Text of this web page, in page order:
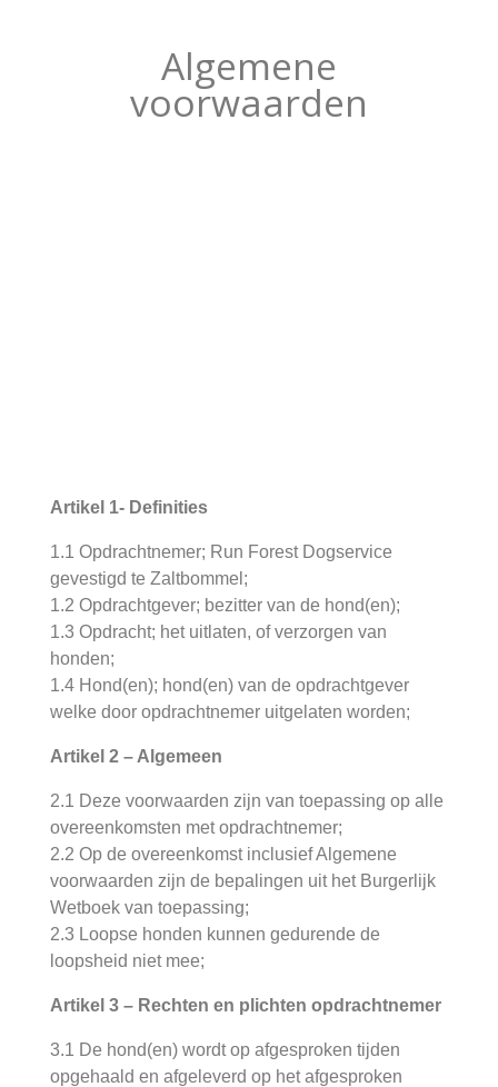
Algemene
voorwaarden
Artikel 1- Definities
1.1 Opdrachtnemer; Run Forest Dogservice
gevestigd te Zaltbommel;
1.2 Opdrachtgever; bezitter van de hond(en);
1.3 Opdracht; het uitlaten, of verzorgen van
honden;
1.4 Hond(en); hond(en) van de opdrachtgever
welke door opdrachtnemer uitgelaten worden;
Artikel 2 – Algemeen
2.1 Deze voorwaarden zijn van toepassing op alle
overeenkomsten met opdrachtnemer;
2.2 Op de overeenkomst inclusief Algemene
voorwaarden zijn de bepalingen uit het Burgerlijk
Wetboek van toepassing;
2.3 Loopse honden kunnen gedurende de
loopsheid niet mee;
Artikel 3 – Rechten en plichten opdrachtnemer
3.1 De hond(en) wordt op afgesproken tijden
opgehaald en afgeleverd op het afgesproken